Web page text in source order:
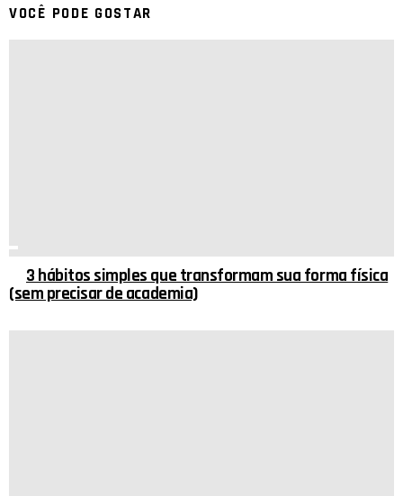
VOCÊ PODE GOSTAR
3 hábitos simples que transformam sua forma física
(sem precisar de academia)